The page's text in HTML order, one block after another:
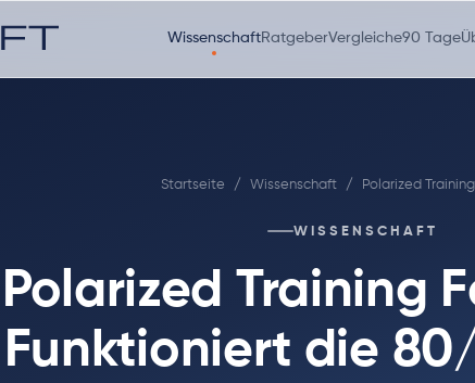
WissenschaftRatgeberVergleiche90 Tage
Startseite / Wissenschaft / Polarized
WISSENSCHAFT
Polarized Training
Funktioniert die